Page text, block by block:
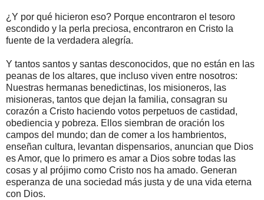
¿Y por qué hicieron eso? Porque encontraron el tesoro
escondido y la perla preciosa, encontraron en Cristo la
fuente de la verdadera alegría.
Y tantos santos y santas desconocidos, que no están en las
peanas de los altares, que incluso viven entre nosotros:
Nuestras hermanas benedictinas, los misioneros, las
misioneras, tantos que dejan la familia, consagran su
corazón a Cristo haciendo votos perpetuos de castidad,
obediencia y pobreza. Ellos siembran de oración los
campos del mundo; dan de comer a los hambrientos,
enseñan cultura, levantan dispensarios, anuncian que Dios
es Amor, que lo primero es amar a Dios sobre todas las
cosas y al prójimo como Cristo nos ha amado. Generan
esperanza de una sociedad más justa y de una vida eterna
con Dios.